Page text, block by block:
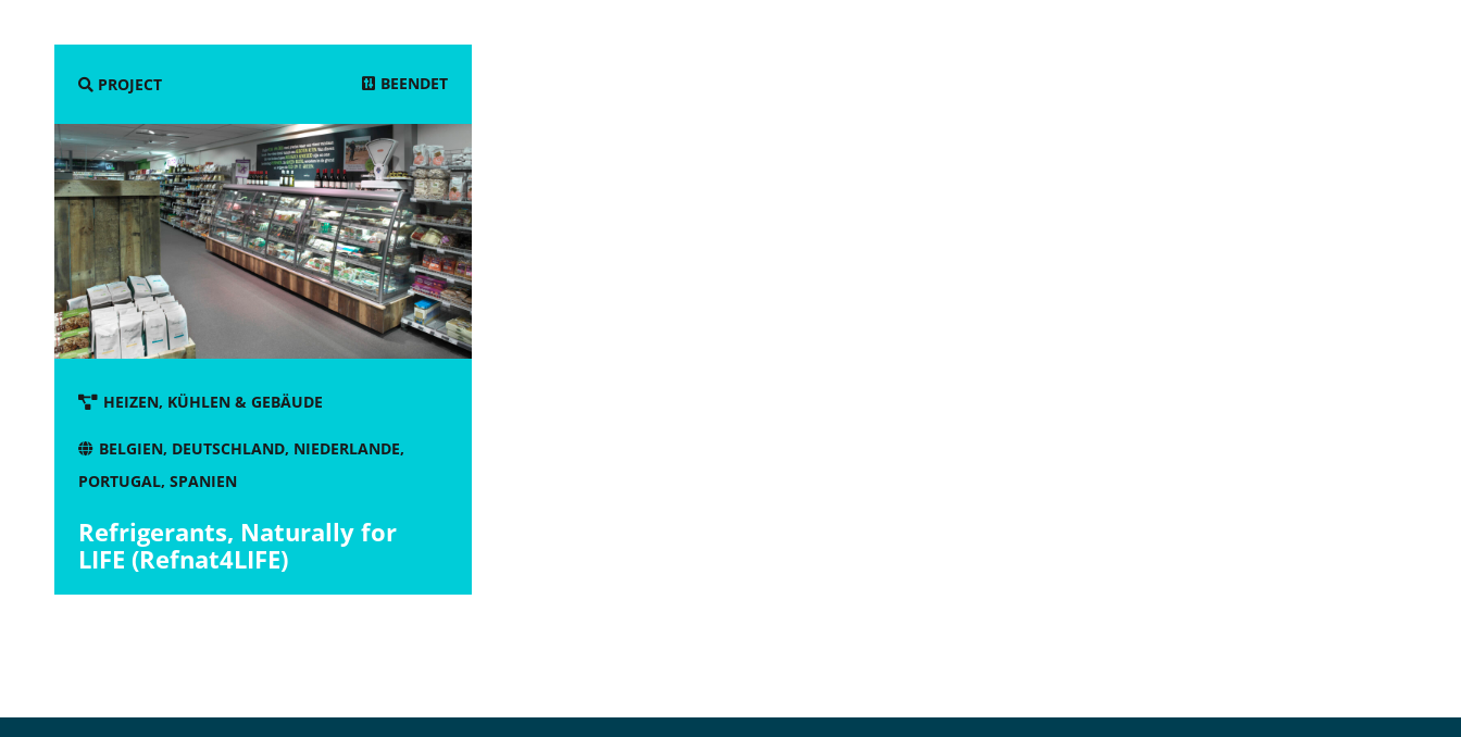
PROJECT BEENDET
HEIZEN, KÜHLEN & GEBÄUDE
BELGIEN, DEUTSCHLAND, NIEDERLANDE,
PORTUGAL, SPANIEN
Refrigerants, Naturally for
LIFE (Refnat4LIFE)